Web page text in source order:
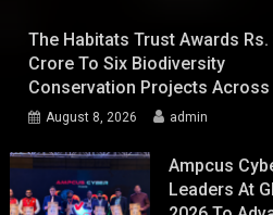
The Habitats Trust Awards Rs.
Crore To Six Biodiversity
Conservation Projects Across
August 8, 2026 admin
Ampcus
Leaders At